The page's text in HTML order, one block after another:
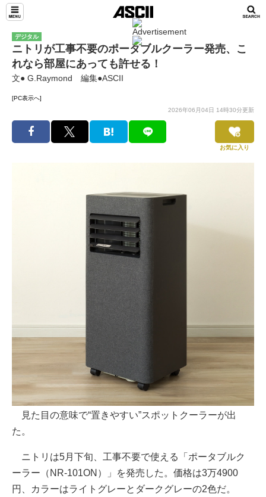
デジタル
ニトリが工事不要のポータブルクーラー発売、こ
れなら部屋にあっても許せる！
文● G.Raymond 編集●ASCII
[PC表示へ]
2026年06月04日 14時30分更新
お気に入り
見た目の意味で“置きやすい”スポットクーラーが出
た。
ニトリは5月下旬、工事不要で使える「ポータブルク
ーラー（NR-101ON）」を発売した。価格は3万4900
円、カラーはライトグレーとダークグレーの2色だ。